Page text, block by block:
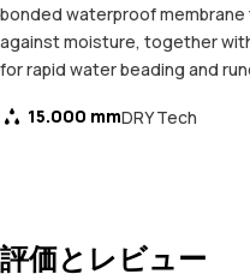
bonded waterproof
against moisture, together
for rapid water beading and
15.000 mmDRY Tech
評価とレビュー